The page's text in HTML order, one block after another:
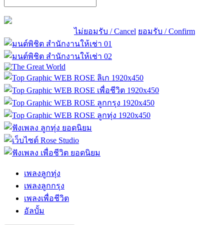
ไม่ยอมรับ / Cancel ยอมรับ / Confirm
เพลงลูกทุ่ง
เพลงลูกกรุง
เพลงเพื่อชีวิต
อัลบั้ม